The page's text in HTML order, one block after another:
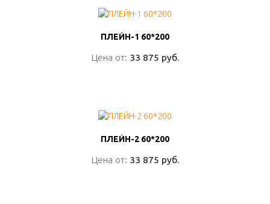
ПЛЕЙН-1 60*200
Цена от: 33 875 руб.
ПЛЕЙН-1 60*200
Цена от: 33 875 руб.
ПЛЕЙН-2 60*200
Цена от: 33 875 руб.
ПЛЕЙН-2 60*200
Цена от: 33 875 руб.